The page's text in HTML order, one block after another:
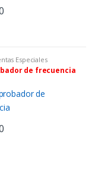
Especiales
de frecuencia